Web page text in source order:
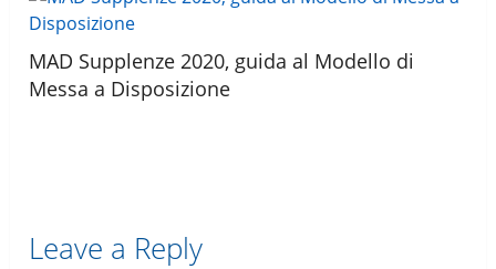
MAD Supplenze 2020, guida al Modello di
Messa a Disposizione
Leave a Reply